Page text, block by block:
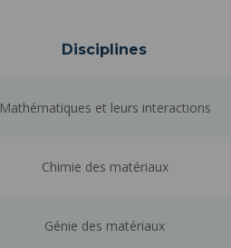
Disciplines
Mathématiques et leurs interactions
Chimie des matériaux
Génie des matériaux